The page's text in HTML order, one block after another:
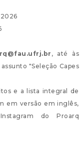
, até às
"Seleção Capes
e a lista integral de
em versão em inglês,
do Proarq